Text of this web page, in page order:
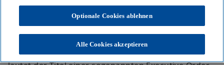
n
e
u
R
n
r
e
u
e
n
R
n
r
e
u
n
R
KPMG Themen
Geopolitics & Defence
Trump setzt Deutschlands maritime Wirtschaft unter
Handlungsdruck
„Restoring America’s Maritime Dominance“: So
Optionale Cookies ablehnen
Alle Cookies akzeptieren